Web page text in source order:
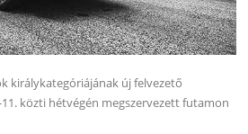
királykategóriájának új felvezető
közti hétvégén megszervezett futamon